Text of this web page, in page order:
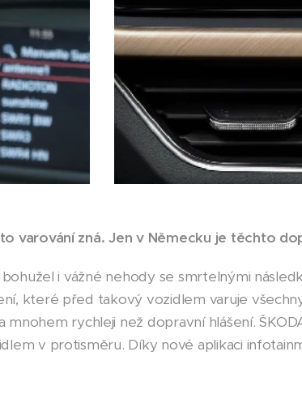
varování zná. Jen v Německu je těchto
i vážné nehody se smrtelnými
které před takový vozidlem varuje
rychleji než dopravní hlášení.
v protisměru. Díky nové aplikaci